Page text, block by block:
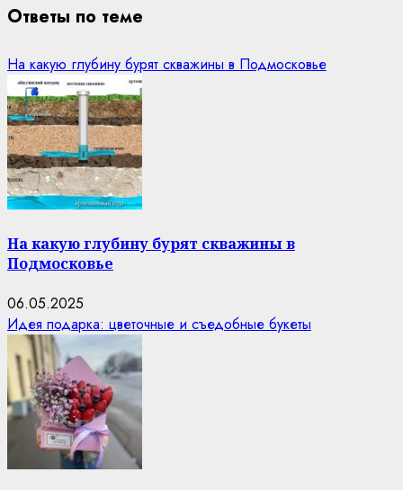
Ответы по теме
На какую глубину бурят скважины в Подмосковье
На какую глубину бурят скважины в
Подмосковье
06.05.2025
Идея подарка: цветочные и съедобные букеты